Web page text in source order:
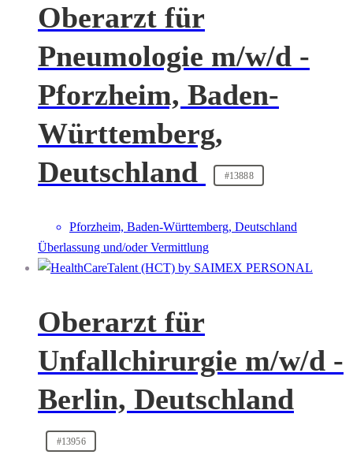
Oberarzt für
Pneumologie m/w/d -
Pforzheim, Baden-
Württemberg,
Deutschland
#13888
Pforzheim, Baden-Württemberg, Deutschland
Überlassung und/oder Vermittlung
Oberarzt für
Unfallchirurgie m/w/d -
Berlin, Deutschland
#13956